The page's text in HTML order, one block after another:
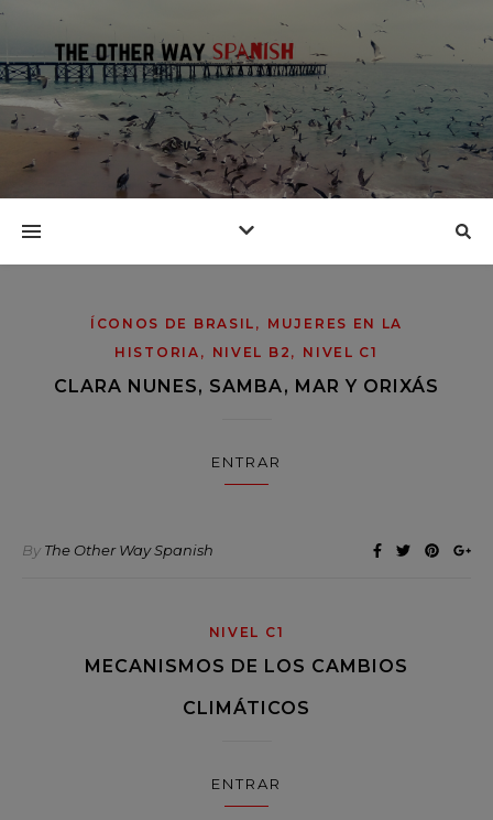
ÍCONOS DE BRASIL , MUJERES EN LA
HISTORIA , NIVEL B2 , NIVEL C1
CLARA NUNES, SAMBA, MAR Y ORIXÁS
ENTRAR
By The Other Way Spanish
NIVEL C1
MECANISMOS DE LOS CAMBIOS
CLIMÁTICOS
ENTRAR